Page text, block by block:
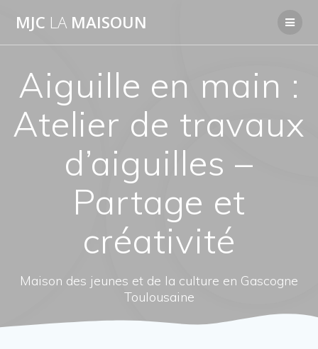
MJC LA MAISOUN
Aiguille en main :
Atelier de travaux
d’aiguilles –
Partage et
créativité
Maison des jeunes et de la culture en Gascogne
Toulousaine